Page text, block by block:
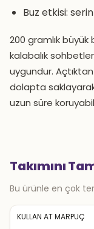
Buz etkisi:
200 gramlık
kalabalık
uygundur.
dolapta
uzun süre
Takımını
Bu ürünle en çok
KULLAN AT MARPUÇ